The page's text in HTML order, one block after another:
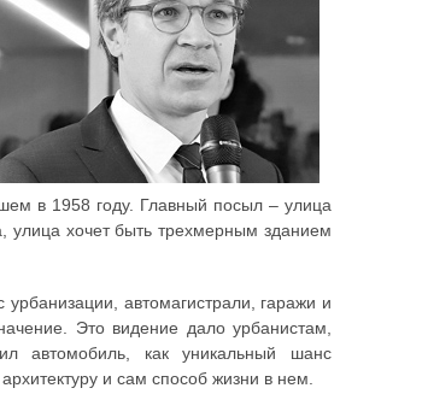
в 1958 году. Главный посыл – улица
хочет быть трехмерным зданием
автомагистрали, гаражи и
Это видение дало урбанистам,
автомобиль, как уникальный шанс
и сам способ жизни в нем.